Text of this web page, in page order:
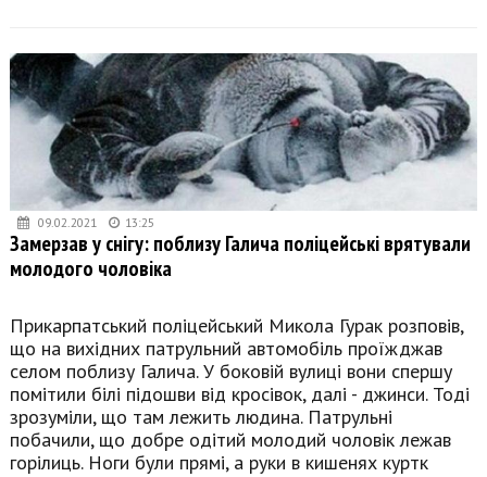
09.02.2021 13:25
Замерзав у снігу: поблизу Галича поліцейські врятували
молодого чоловіка
Прикарпатський поліцейський Микола Гурак розповів,
що на вихідних патрульний автомобіль проїжджав
селом поблизу Галича. У боковій вулиці вони спершу
помітили білі підошви від кросівок, далі - джинси. Тоді
зрозуміли, що там лежить людина. Патрульні
побачили, що добре одітий молодий чоловік лежав
горілиць. Ноги були прямі, а руки в кишенях куртк